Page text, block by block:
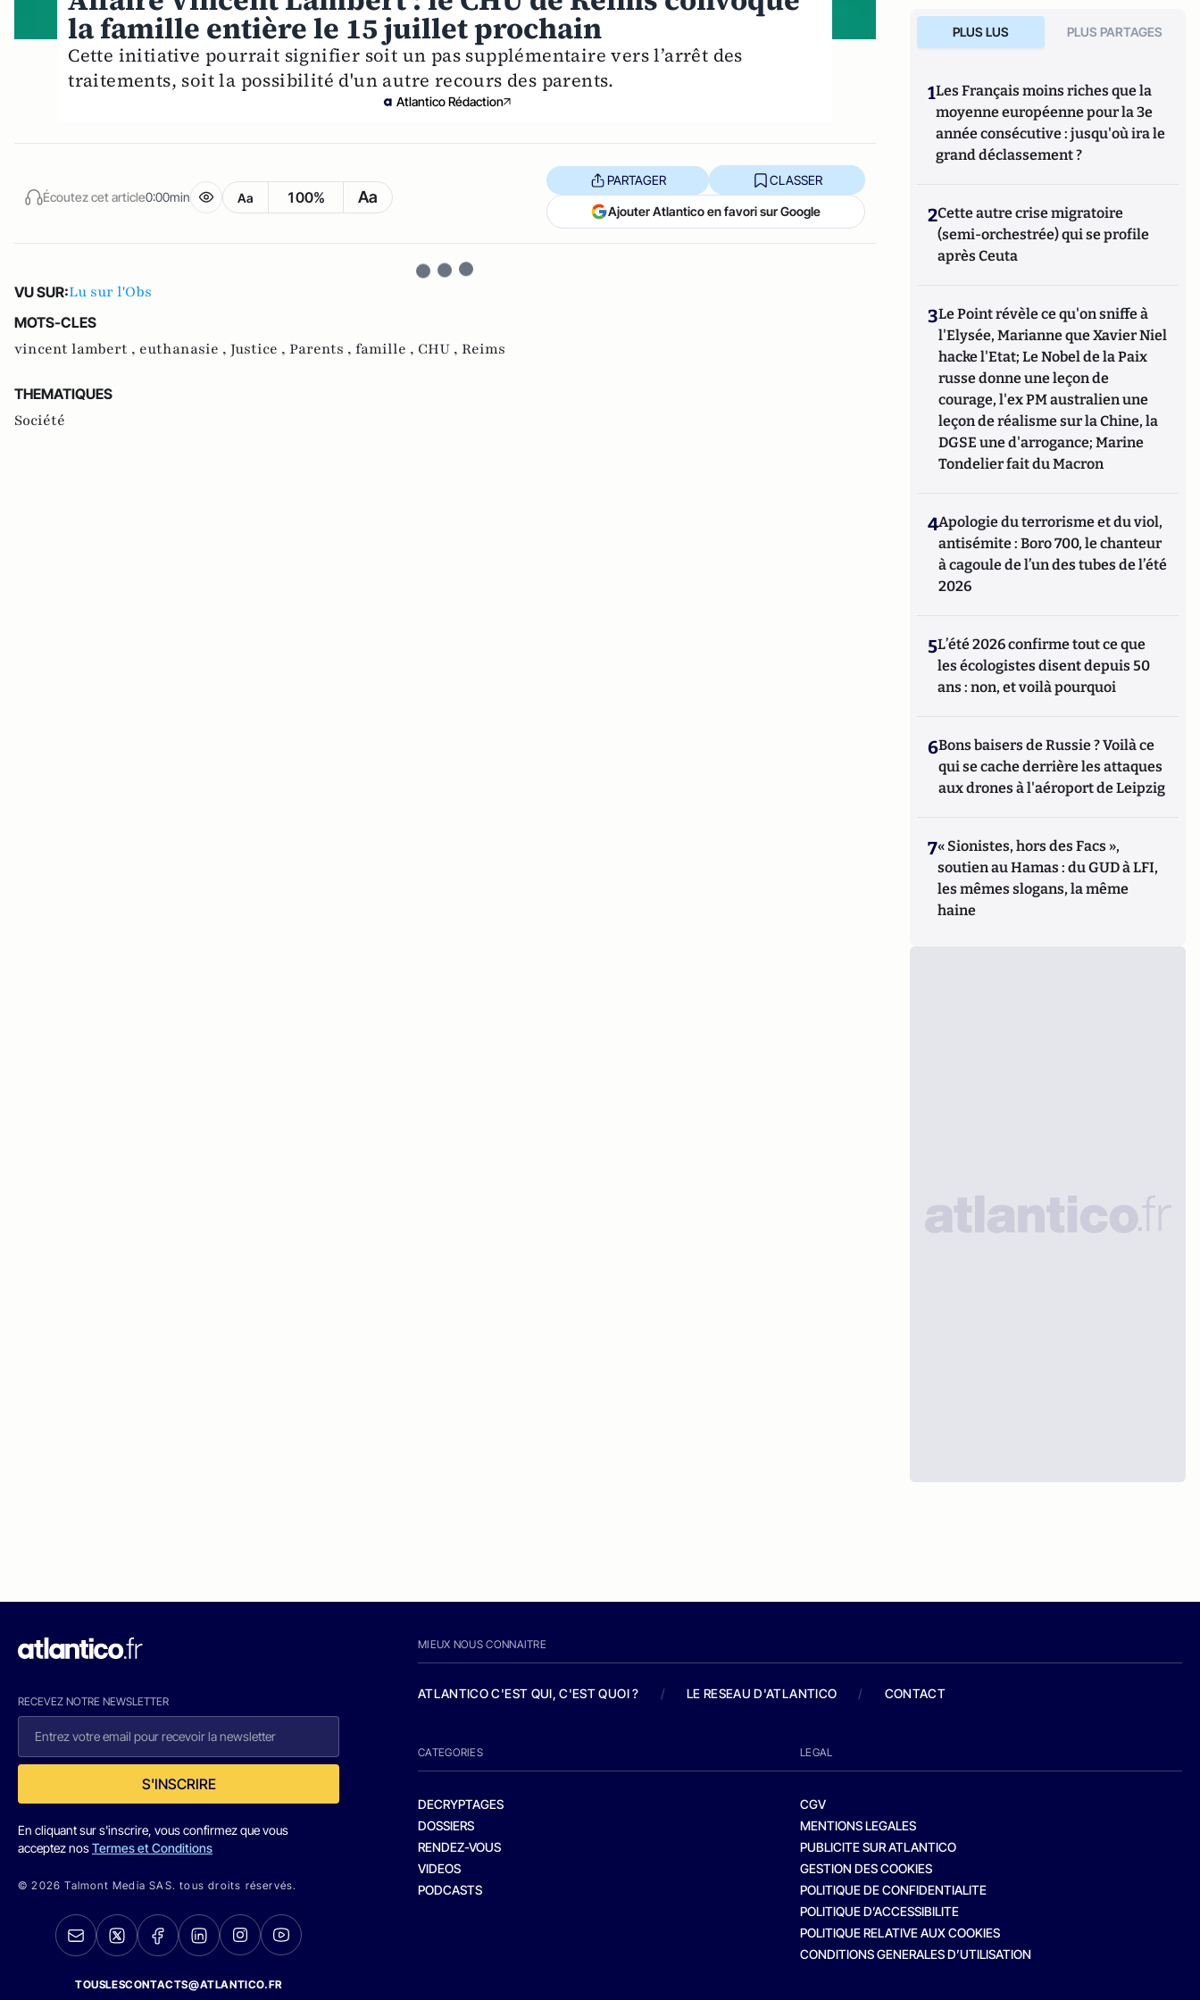
la famille entière le 15 juillet prochain
Cette initiative pourrait signifier soit un pas supplémentaire vers l’arrêt des
traitements, soit la possibilité d'un autre recours des parents.
Atlantico Rédaction
Écoutez cet article0:00min Aa 100% Aa
PARTAGER CLASSER
Ajouter Atlantico en favori sur Google
VU SUR:Lu sur l'Obs
MOTS-CLES
vincent lambert , euthanasie , Justice , Parents , famille , CHU , Reims
THEMATIQUES
Société
PLUS LUS PLUS PARTAGES
1Les Français moins riches que la
moyenne européenne pour la 3e
année consécutive : jusqu'où ira le
grand déclassement ?
2Cette autre crise migratoire
(semi-orchestrée) qui se profile
après Ceuta
3Le Point révèle ce qu'on sniffe à
l'Elysée, Marianne que Xavier Niel
hacke l'Etat; Le Nobel de la Paix
russe donne une leçon de
courage, l'ex PM australien une
leçon de réalisme sur la Chine, la
DGSE une d'arrogance; Marine
Tondelier fait du Macron
4Apologie du terrorisme et du viol,
antisémite : Boro 700, le chanteur
à cagoule de l’un des tubes de l’été
2026
5L’été 2026 confirme tout ce que
les écologistes disent depuis 50
ans : non, et voilà pourquoi
6Bons baisers de Russie ? Voilà ce
qui se cache derrière les attaques
aux drones à l'aéroport de Leipzig
7« Sionistes, hors des Facs »,
soutien au Hamas : du GUD à LFI,
les mêmes slogans, la même
haine
RECEVEZ NOTRE NEWSLETTER
S'INSCRIRE
En cliquant sur s'inscrire, vous confirmez que vous
acceptez nosTermes et Conditions
© 2026 Talmont Media SAS. tous droits réservés.
TOUSLESCONTACTS@ATLANTICO.FR
MIEUX NOUS CONNAITRE
ATLANTICO C'EST QUI, C'EST QUOI ? / LE RESEAU D'ATLANTICO / CONTACT
CATEGORIES
DECRYPTAGES
DOSSIERS
RENDEZ-VOUS
VIDEOS
PODCASTS
LEGAL
CGV
MENTIONS LEGALES
PUBLICITE SUR ATLANTICO
GESTION DES COOKIES
POLITIQUE DE CONFIDENTIALITE
POLITIQUE D’ACCESSIBILITE
POLITIQUE RELATIVE AUX COOKIES
CONDITIONS GENERALES D’UTILISATION